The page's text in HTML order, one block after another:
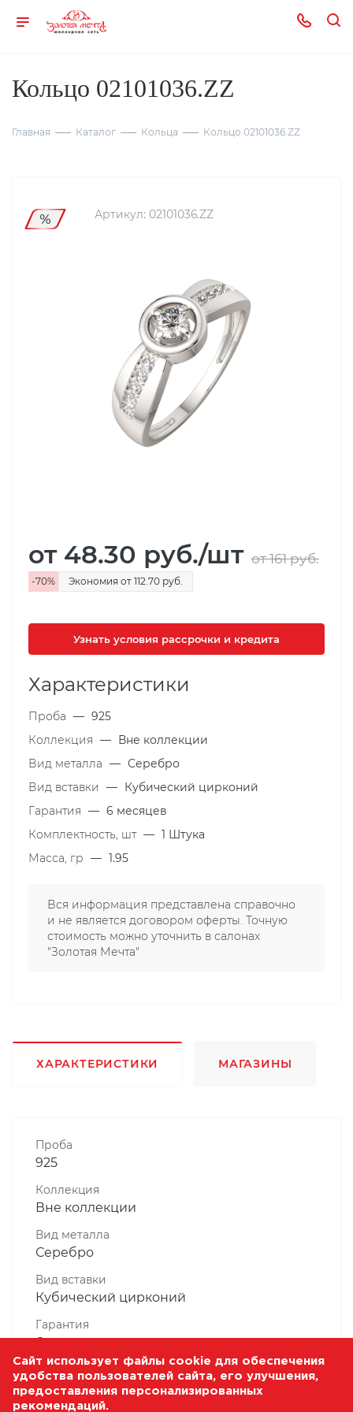
Кольцо 02101036.ZZ
Главная Каталог Кольца Кольцо 02101036.ZZ
Артикул: 02101036.ZZ
от 48.30 руб./шт от 161руб.
-70% Экономия от 112.70 руб.
Узнать условия рассрочки и кредита
Характеристики
Проба — 925
Коллекция — Вне коллекции
Вид металла — Серебро
Вид вставки
— Кубический цирконий
Гарантия — 6 месяцев
Комплектность, шт — 1 Штука
Масса, гр — 1.95
Вся информация представлена справочно
и не является договором оферты. Точную
стоимость можно уточнить в салонах
"Золотая Мечта"
ХАРАКТЕРИСТИКИ МАГАЗИНЫ
Проба
925
Коллекция
Вне коллекции
Вид металла
Серебро
Вид вставки
Кубический цирконий
Гарантия
6 месяцев
Комплектность, шт
1 Штука
Сайт использует файлы cookie для обеспечения
удобства пользователей сайта, его улучшения,
предоставления персонализированных
рекомендаций.